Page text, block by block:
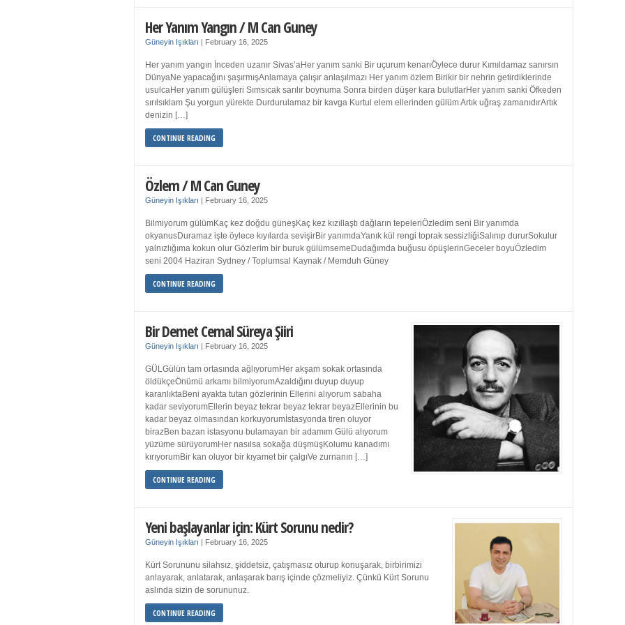
Her Yanım Yangın / M Can Guney
Güneyin Işıkları February 16, 2025
Her yanım yangın İnceden uzanır Sivas’aHer yanım sanki Bir uçurum kenarıÖylece durur Kımıldamaz sanırsın
DünyaNe yapacağını şaşırmışAnlamaya çalışır anlaşılmazı Her yanım özlem Birikir bir nehrin getirdiklerinde
usulcaHer yanım gülüşleri Sımsıcak sarılır boynuma Sonra birden düşer kara bulutlarHer yanım sanki Öfkeden
sırılsıklam Şu yorgun yürekte Durdurulamaz bir kavga Kurtul elem ellerinden gülüm Artık uğraş zamanıdırArtık
denizin […]
CONTINUE READING
Özlem / M Can Guney
Güneyin Işıkları February 16, 2025
Bilmiyorum gülümKaç kez doğdu güneşKaç kez kızıllaştı dağların tepeleriÖzledim seni Bir yanımda
okyanusDuramaz işte öylece kıyılarda sevişirBir yanımdaYanık kül rengi toprak sessizliğiSalınıp dururSokulur
yalnızlığıma kokun olur Gözlerim bir buruk gülümsemeDudağımda buğusu öpüşlerinGeceler boyuÖzledim
seni 2004 Haziran Sydney / Toplumsal Kaynak / Memduh Güney
CONTINUE READING
Bir Demet Cemal Süreya Şiiri
Güneyin Işıkları February 16, 2025
GÜLGülün tam ortasında ağlıyorumHer akşam sokak ortasında
öldükçeÖnümü arkamı bilmiyorumAzaldığını duyup duyup
karanlıktaBeni ayakta tutan gözlerinin Ellerini alıyorum sabaha
kadar seviyorumEllerin beyaz tekrar beyaz tekrar beyazEllerinin bu
kadar beyaz olmasından korkuyorumİstasyonda tiren oluyor
birazBen bazan istasyonu bulamayan bir adamım Gülü alıyorum
yüzüme sürüyorumHer nasılsa sokağa düşmüşKolumu kanadımı
kırıyorumBir kan oluyor bir kıyamet bir çalgıVe zurnanın […]
CONTINUE READING
Yeni başlayanlar için: Kürt Sorunu nedir?
Güneyin Işıkları February 16, 2025
Kürt Sorununu silahsız, şiddetsiz, çatışmasız oturup konuşarak, birbirimizi
anlayarak, anlatarak, anlaşarak barış içinde çözmeliyiz. Çünkü Kürt Sorunu
aslında sizin de sorununuz.
CONTINUE READING